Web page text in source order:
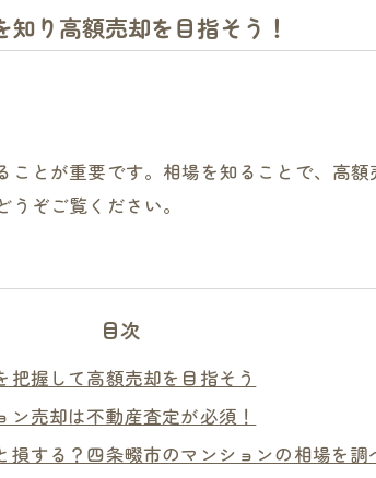
り高額売却を目指そう！
とが重要です。相場を知ることで、高
ぞご覧ください。
目次
把握して高額売却を目指そう
ン売却は不動産査定が必須！
損する？四条畷市のマンションの相場を調